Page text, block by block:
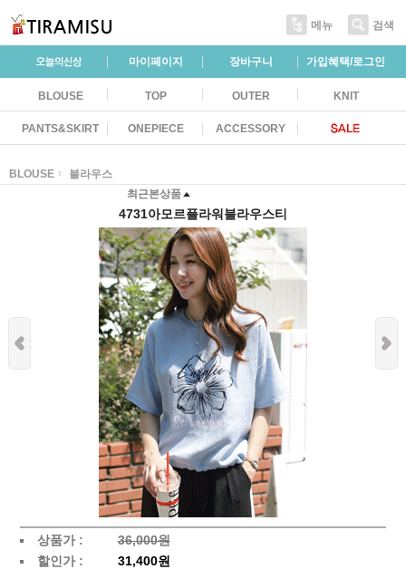
메뉴 검색
마이페이지 장바구니 가입혜택/로그인
BLOUSE TOP OUTER KNIT
PANTS&SKIRT ONEPIECE ACCESSORY
BLOUSE
블라우스
최근본상품
4731아모르플라워블라우스티
상품가 :
36,000원
할인가 :
31,400원